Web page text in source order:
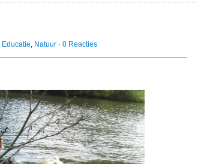
Educatie, Natuur · 0 Reacties